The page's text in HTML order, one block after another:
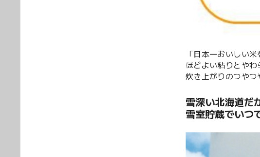
「日本一おいしい
ほどよい粘りとやわ
炊き上がりのつや
雪深い北海道だ
雪室貯蔵でいつ